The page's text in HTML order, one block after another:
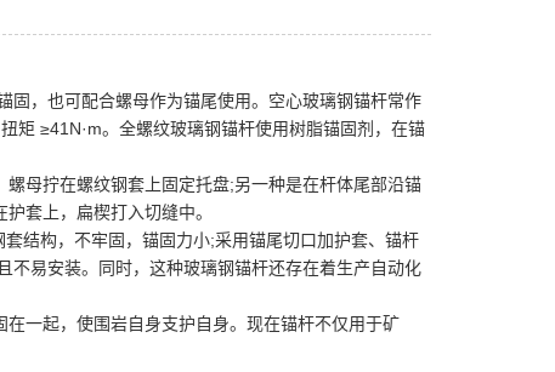
固，也可配合螺母作为锚尾使用。空心玻璃钢锚杆常作
矩 ≥41N·m。全螺纹玻璃钢锚杆使用树脂锚固剂，在锚
母拧在螺纹钢套上固定托盘;另一种是在杆体尾部沿锚
套上，扁楔打入切缝中。
结构，不牢固，锚固力小;采用锚尾切口加护套、锚杆
不易安装。同时，这种玻璃钢锚杆还存在着生产自动化
一起，使围岩自身支护自身。现在锚杆不仅用于矿